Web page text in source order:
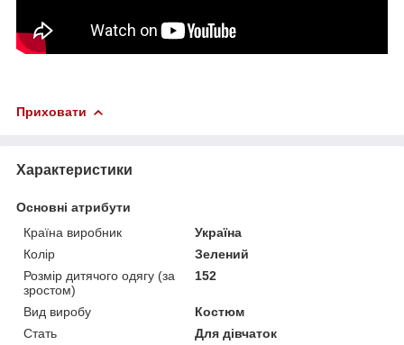
Приховати
Характеристики
Основні атрибути
Країна виробник
Україна
Колір
Зелений
Розмір дитячого одягу (за
зростом)
152
Вид виробу
Костюм
Стать
Для дівчаток